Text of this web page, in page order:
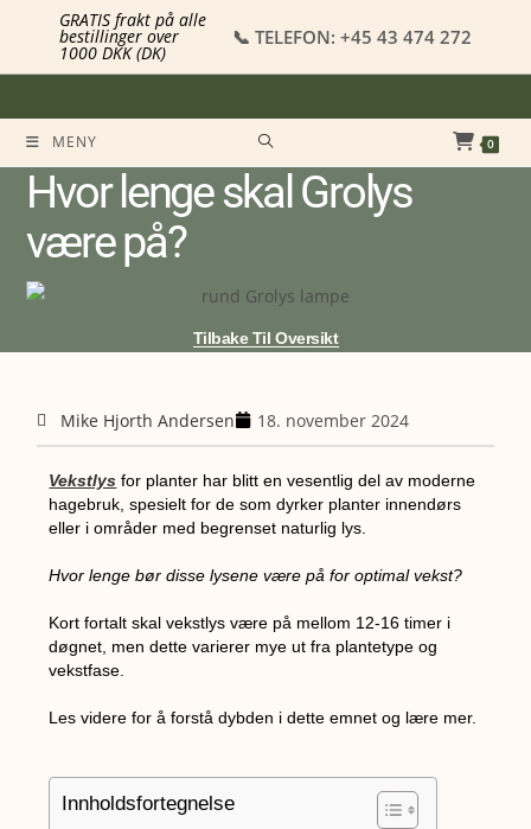
📞 TELEFON: +45 43 474 272
GRATIS frakt på alle
bestillinger over
1000 DKK (DK)
0
MENY
Hvor lenge skal Grolys
være på?
Tilbake Til Oversikt
Mike Hjorth Andersen 18. november 2024
Vekstlys for planter har blitt en vesentlig del av moderne
hagebruk, spesielt for de som dyrker planter innendørs
eller i områder med begrenset naturlig lys.
Hvor lenge bør disse lysene være på for optimal vekst?
Kort fortalt skal vekstlys være på mellom 12-16 timer i
døgnet, men dette varierer mye ut fra plantetype og
vekstfase.
Les videre for å forstå dybden i dette emnet og lære mer.
Innholdsfortegnelse